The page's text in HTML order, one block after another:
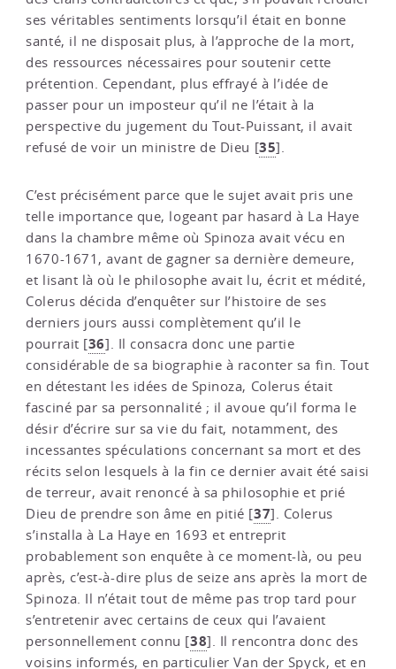
ses véritables sentiments lorsqu’il était en bonne
santé, il ne disposait plus, à l’approche de la mort,
des ressources nécessaires pour soutenir cette
prétention. Cependant, plus effrayé à l’idée de
passer pour un imposteur qu’il ne l’était à la
perspective du jugement du Tout-Puissant, il avait
refusé de voir un ministre de Dieu [35].
C’est précisément parce que le sujet avait pris une
telle importance que, logeant par hasard à La Haye
dans la chambre même où Spinoza avait vécu en
1670-1671, avant de gagner sa dernière demeure,
et lisant là où le philosophe avait lu, écrit et médité,
Colerus décida d’enquêter sur l’histoire de ses
derniers jours aussi complètement qu’il le
pourrait [36] . Il consacra donc une partie
considérable de sa biographie à raconter sa fin. Tout
en détestant les idées de Spinoza, Colerus était
fasciné par sa personnalité ; il avoue qu’il forma le
désir d’écrire sur sa vie du fait, notamment, des
incessantes spéculations concernant sa mort et des
récits selon lesquels à la fin ce dernier avait été saisi
de terreur, avait renoncé à sa philosophie et prié
Dieu de prendre son âme en pitié [37] . Colerus
s’installa à La Haye en 1693 et entreprit
probablement son enquête à ce moment-là, ou peu
après, c’est-à-dire plus de seize ans après la mort de
Spinoza. Il n’était tout de même pas trop tard pour
s’entretenir avec certains de ceux qui l’avaient
personnellement connu [38] . Il rencontra donc des
voisins informés, en particulier Van der Spyck, et en